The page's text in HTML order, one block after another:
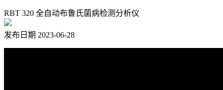
RBT 320 全自动布鲁氏菌病检测分析仪
发布日期 2023-06-28